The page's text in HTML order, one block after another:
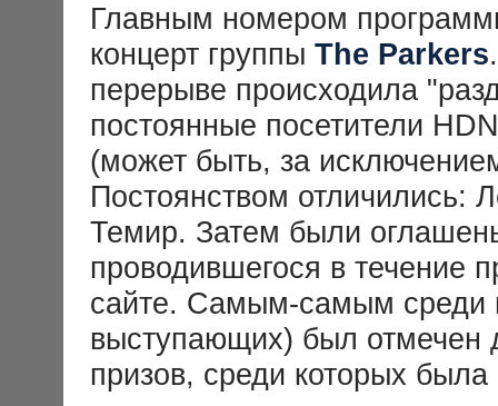
Главным номером
концерт группы The Parkers
перерыве происходила
постоянные посетители
(может быть, за
Постоянством отличились:
Темир. Затем были
проводившегося в течение
сайте. Самым-самым среди
выступающих) был отмечен
призов, среди которых